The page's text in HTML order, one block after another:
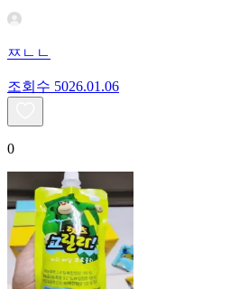
ㅉㄴㄴ
조회수 5026.01.06
0